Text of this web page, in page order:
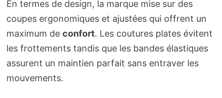
En termes de design, la marque mise sur des
coupes ergonomiques et ajustées qui offrent un
maximum de confort. Les coutures plates évitent
les frottements tandis que les bandes élastiques
assurent un maintien parfait sans entraver les
mouvements.